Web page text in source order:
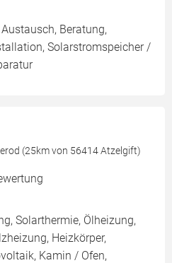
Beratung,
Solarstromspeicher /
(25km von 56414 Atzelgift)
Solarthermie, Ölheizung,
Heizkörper,
Kamin / Ofen,